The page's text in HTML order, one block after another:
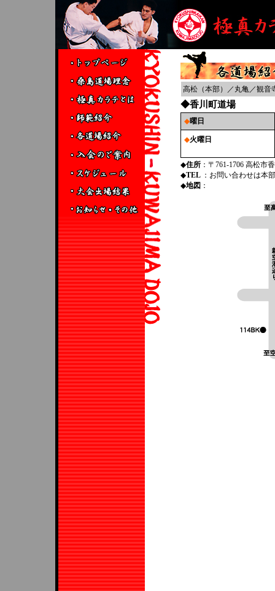
高松（本部） ／ 丸亀／観音
◆香川町道場
◆曜日
◆火曜日
◆住所 ：〒761-1706 高松市
◆TEL ：お問い合わせは本
◆地図 ：